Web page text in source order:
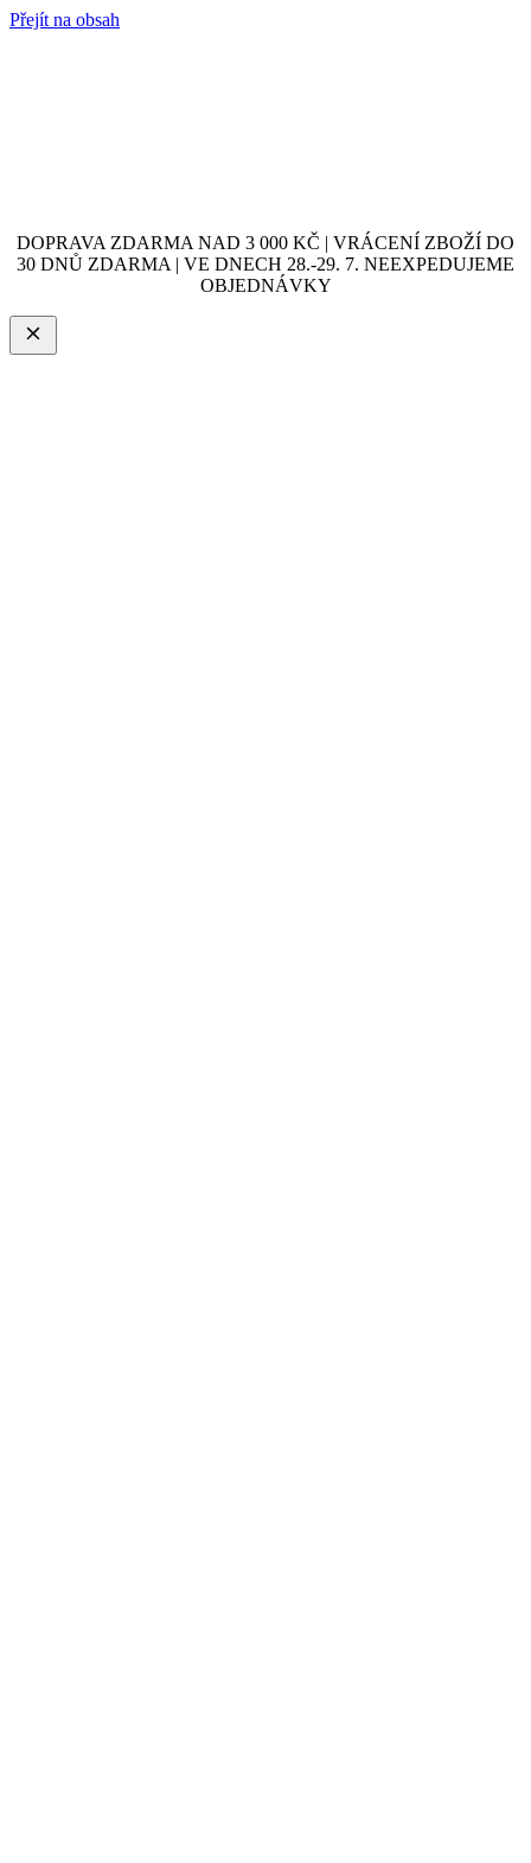
Přejít na obsah
DOPRAVA ZDARMA NAD 3 000 KČ | VRÁCENÍ ZBOŽÍ DO
30 DNŮ ZDARMA | VE DNECH 28.-29. 7. NEEXPEDUJEME
OBJEDNÁVKY